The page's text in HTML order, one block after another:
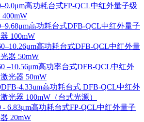
高功耗台式FP-QCL中红外量子级
高功耗台式DFB-QCL中红外量子
100mW
高功耗台式DFB-QCL中红外量
器 50mW
–10.56μm高功率台式DFB-QCL中红外
光器 50mW
4.33um高功耗台式 DFB-QCL中红外
光器 100mW（台式光源）
- 6.83μm高功耗台式FP-QCL中红外量子
20mW